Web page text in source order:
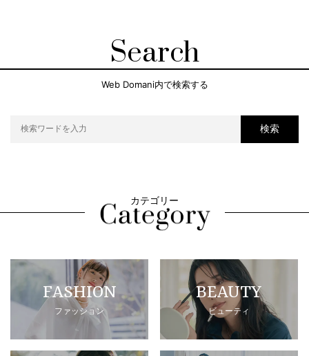
Search
Web Domani内で検索する
検索
カテゴリー
FASHION
ファッション
BEAUTY
ビューティ